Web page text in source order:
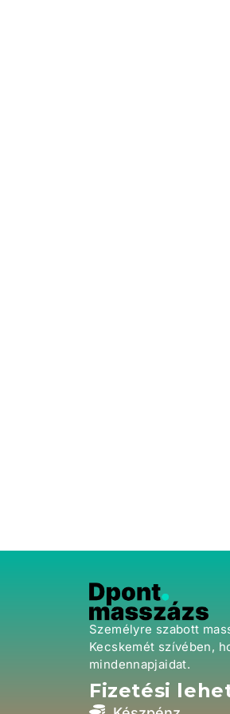
Személyre szabott
Kecskemét szívében,
mindennapjaidat.
Fizetési